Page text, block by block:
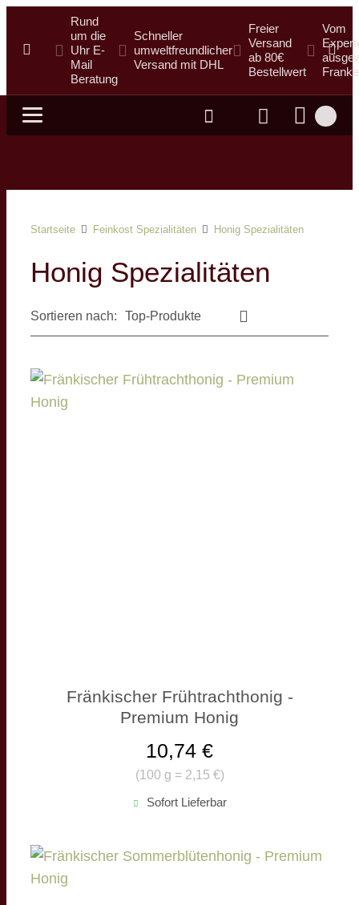
Rund
um die
Uhr E-
Mail
Beratung
Schneller
umweltfreundlicher
Versand mit DHL
Freier
Versand
ab 80€
Bestellwert
Vom
Suche
Startseite Feinkost Spezialitäten Honig Spezialitäten
Honig Spezialitäten
Sortieren nach:
Fränkischer Frühtrachthonig -
Premium Honig
(100 g = 2,15 €)
10,74 €
Sofort Lieferbar